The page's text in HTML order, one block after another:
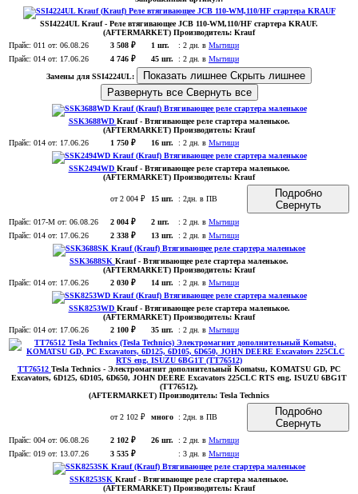
SSI4224ULKrauf- Реле втягивающее JCB 110-WM,110/HF стартера KRAUF.
(AFTERMARKET) Производитель: Krauf
Прайс: 011 от: 06.08.26 3 508 ₽ 1 шт. : 2 дн. в Мытищи
Прайс: 014 от: 17.06.26 4 746 ₽ 45 шт. : 2 дн. в Мытищи
Замены для SSI4224UL:
Показать лишнее Скрыть лишнее
Развернуть все Свернуть все
SSK3688WD Krauf- Втягивающее реле стартера маленькое.
(AFTERMARKET) Производитель: Krauf
Прайс: 014 от: 17.06.26 1 750 ₽ 16 шт. : 2 дн. в Мытищи
SSK2494WD Krauf- Втягивающее реле стартера маленькое.
(AFTERMARKET) Производитель: Krauf
от 2 004 ₽ 15 шт. : 2дн. в ПВ
Подробно
Свернуть
Прайс: 017-M от: 06.08.26 2 004 ₽ 2 шт. : 2 дн. в Мытищи
Прайс: 014 от: 17.06.26 2 338 ₽ 13 шт. : 2 дн. в Мытищи
SSK3688SK Krauf- Втягивающее реле стартера маленькое.
(AFTERMARKET) Производитель: Krauf
Прайс: 014 от: 17.06.26 2 030 ₽ 14 шт. : 2 дн. в Мытищи
SSK8253WD Krauf- Втягивающее реле стартера маленькое.
(AFTERMARKET) Производитель: Krauf
Прайс: 014 от: 17.06.26 2 100 ₽ 35 шт. : 2 дн. в Мытищи
TT76512 Tesla Technics - Электромагнит дополнительный Komatsu, KOMATSU GD, PC
Excavators, 6D125, 6D105, 6D650, JOHN DEERE Excavators 225CLC RTS eng. ISUZU 6BG1T
(TT76512).
(AFTERMARKET) Производитель: Tesla Technics
от 2 102 ₽ много : 2дн. в ПВ
Подробно
Свернуть
Прайс: 004 от: 06.08.26 2 102 ₽ 26 шт. : 2 дн. в Мытищи
Прайс: 019 от: 13.07.26 3 535 ₽ : 3 дн. в Мытищи
SSK8253SK Krauf- Втягивающее реле стартера маленькое.
(AFTERMARKET) Производитель: Krauf